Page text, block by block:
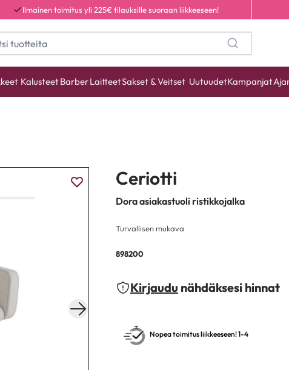
Ilmainen toimitus yli 225€ tilauksille suoraan liikkeeseen!
KalusteetBarberLaitteetSakset & Veitset UutuudetKampanjat
Ceriotti
Dora asiakastuoli ristikkojalka
Turvallisen mukava
898200
Kirjaudu nähdäksesi hinnat
Nopea toimitus liikkeeseen! 1-4